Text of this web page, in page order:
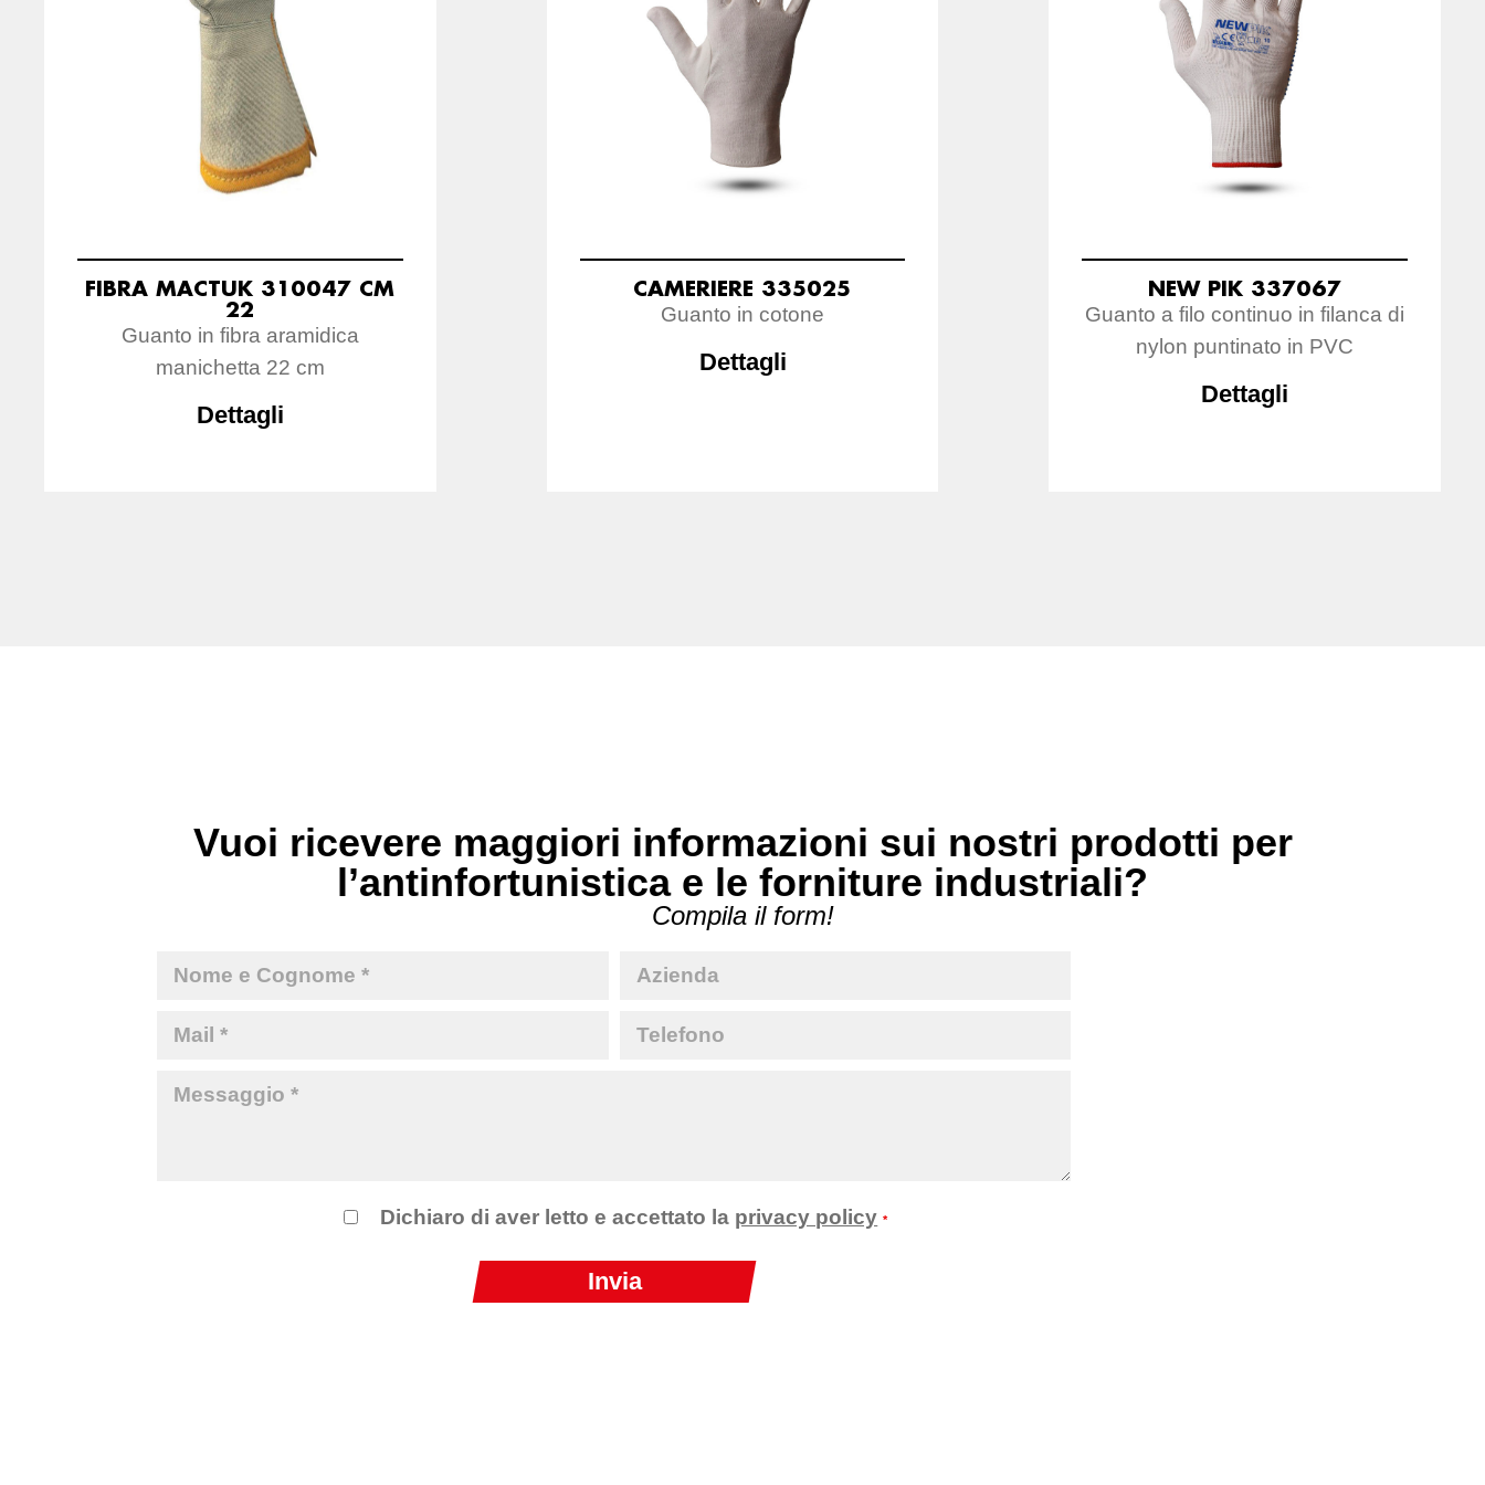
FIBRA MACTUK 310047 CM
22
Guanto in fibra aramidica
manichetta 22 cm
Dettagli
CAMERIERE 335025
Guanto in cotone
Dettagli
NEW PIK 337067
Guanto a filo continuo in filanca di
nylon puntinato in PVC
Dettagli
Vuoi ricevere maggiori informazioni sui nostri prodotti per
l’antinfortunistica e le forniture industriali?
Compila il form!
Dichiaro di aver letto e accettato la privacy policy *